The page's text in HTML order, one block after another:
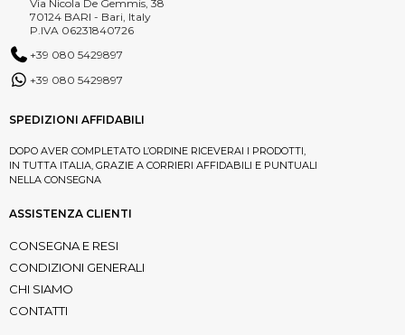
Via Nicola De Gemmis, 38
70124 BARI - Bari, Italy
P.IVA 06231840726
+39 080 5429897
+39 080 5429897
SPEDIZIONI AFFIDABILI
DOPO AVER COMPLETATO L’ORDINE RICEVERAI I PRODOTTI,
IN TUTTA ITALIA, GRAZIE A CORRIERI AFFIDABILI E PUNTUALI
NELLA CONSEGNA
ASSISTENZA CLIENTI
CONSEGNA E RESI
CONDIZIONI GENERALI
CHI SIAMO
CONTATTI